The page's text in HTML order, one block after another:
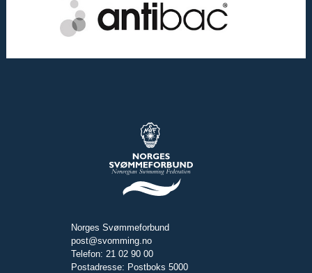
Norges Svømmeforbund
post@svomming.no
Telefon: 21 02 90 00
Postadresse: Postboks 5000